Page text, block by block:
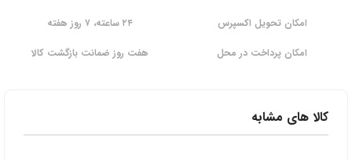
امکان تحویل اکسپرس
۲۴ ساعته، ۷ روز هفته
امکان پرداخت در محل
هفت روز ضمانت بازگشت کالا
کالا های مشابه